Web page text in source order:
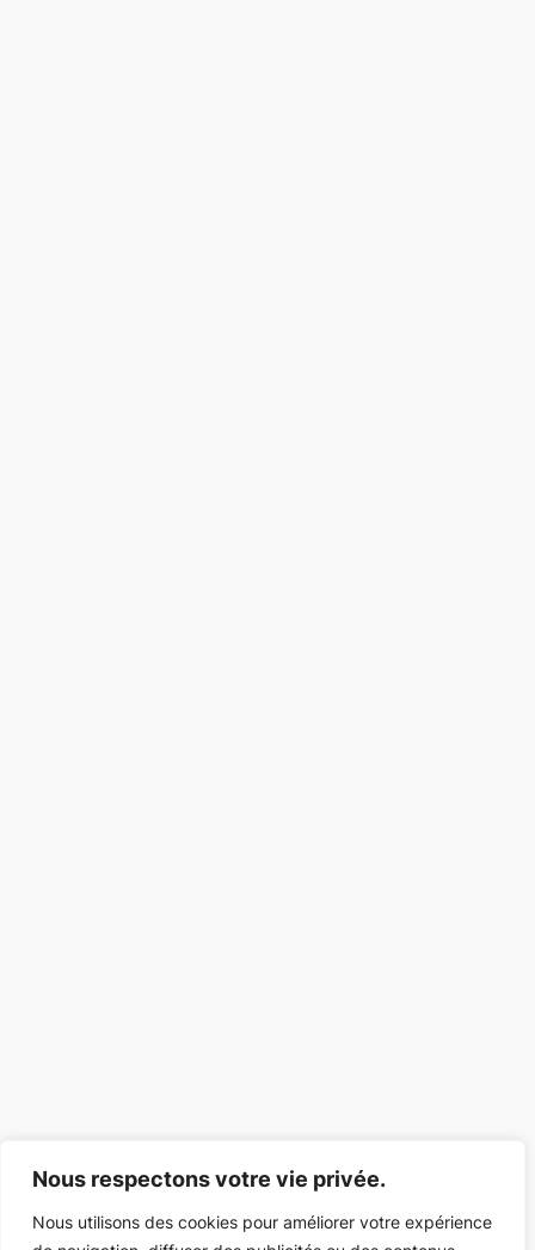
Nous respectons votre vie privée.
Nous utilisons des cookies pour améliorer votre expérience